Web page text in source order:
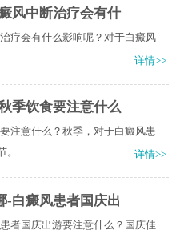
风中断治疗会有什
疗会有什么影响呢？​对于白癜风
详情>>
季饮食要注意什么
注意什么？秋季，对于白癜风患
.....
详情>>
-白癜风患者国庆出
者国庆出游要注意什么？国庆佳